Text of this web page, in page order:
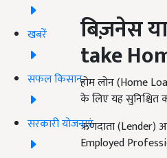
खबरें
सफल किसान
सरकारी योजनाएं
बिज़नेस
take
होम लोन (Home
के लिए यह
ऋणदाता (Lender)
Employed